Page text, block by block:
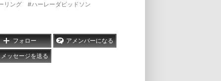
リング #ハーレーダビッドソン
フォロー アメンバーになる
メッセージを送る